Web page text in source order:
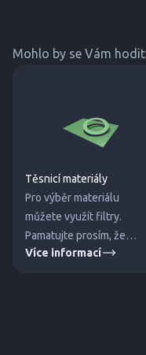
Mohlo by se Vám hodit
Těsnicí materiály
Pro výběr materiálu
můžete využít filtry.
Pamatujte prosím, že
uvedené hodnoty jsou
Více informací